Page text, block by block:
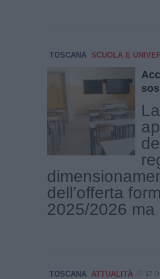
TOSCANA SCUOLA E
dell’offerta
2025/2026
TOSCANA ATTUALITÀ 17